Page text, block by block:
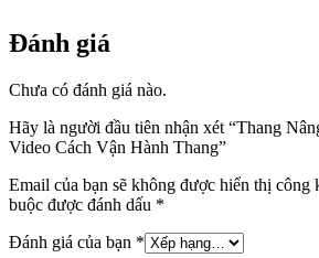
Đánh giá
Chưa có đánh giá nào.
Hãy là người đầu tiên nhận xét “Thang
Video Cách Vận Hành Thang”
Email của bạn sẽ không được hiển thị công
buộc được đánh dấu *
Đánh giá của bạn *